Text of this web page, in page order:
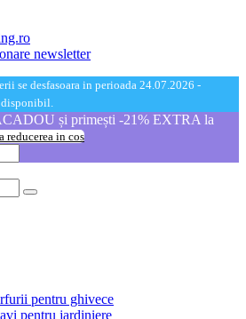
newsletter
se desfasoara in perioada 24.07.2026 -
și primești -21% EXTRA la
reducerea in cos
pentru ghivece
pentru jardiniere